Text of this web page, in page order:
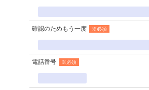
確認のためもう一度 ※必須
電話番号 ※必須